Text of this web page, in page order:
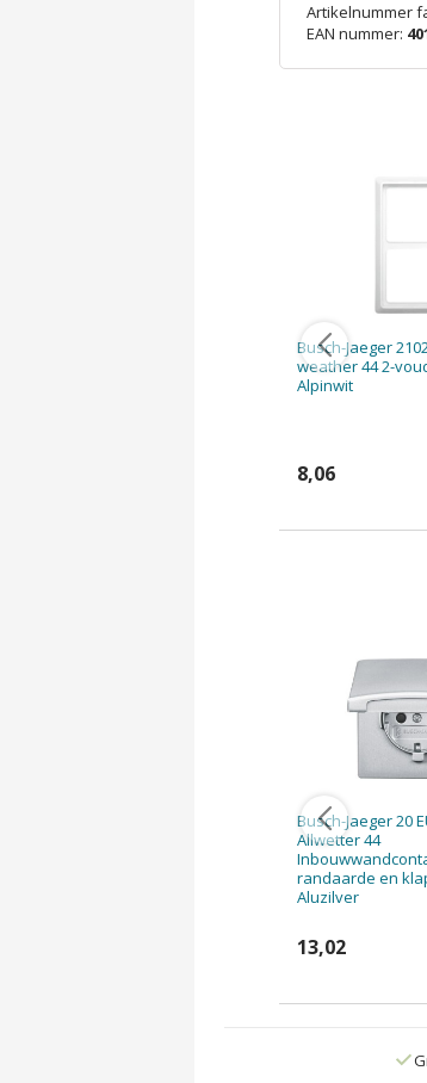
Artikelnummer
EAN nummer:
Busch-Jaeger
weather 44 2-
Alpinwit
8,06
Busch-Jaeger 20
Allwetter 44
randaarde en
Aluzilver
13,02